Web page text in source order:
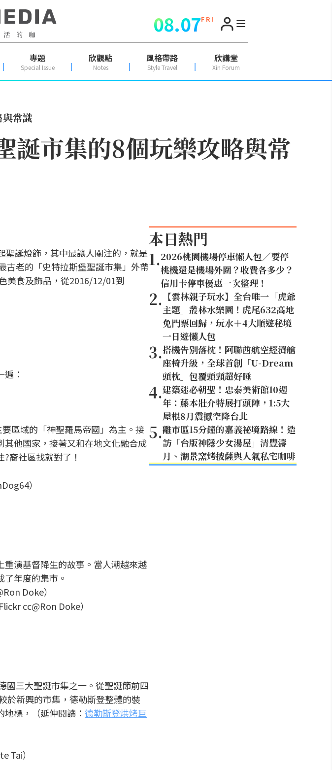
08.07F R I
專題
Special Issue
欣觀點
Notes
風格帶路
Style Travel
欣講堂
Xin Forum
常識
市集的8個玩樂攻略與常
誕燈飾，其中最讓人關注的，就是
古老的「史特拉斯堡聖誕市集」外帶
美食及飾品，從2016/12/01到
：
區域的「神聖羅馬帝國」為主。接
他國家，接著又和在地文化融合成
裔社區找就對了！
）
演基督降生的故事。當人潮越來越
年度的集市。
cc@Ron Doke）
國三大聖誕市集之一。從聖誕節前四
於新興的市集，德勒斯登整體的裝
標，（延伸閱讀： 德勒斯登烘烤巨
Tai）
本日熱門
1.2026桃園機場停車懶人包／要停
桃機還是機場外圍？收費各多少？
信用卡停車優惠一次整理！
2. 【雲林親子玩水】全台唯一「虎爺
主題」叢林水樂園！虎尾632高地
免門票回歸，玩水＋4大順遊秘境
一日遊懶人包
3.搭機告別落枕！阿聯酋航空經濟艙
座椅升級，全球首創「U-Dream
頭枕」包覆頭頸超好睡
4.建築迷必朝聖！忠泰美術館10週
年：藤本壯介特展打頭陣，1:5大
屋根8月震撼空降台北
5.離市區15分鐘的嘉義祕境路線！造
訪「台版神隱少女湯屋」清豐濤
月、湖景窯烤披薩與人氣私宅咖啡